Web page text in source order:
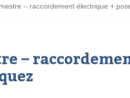
– raccordement électrique +
–